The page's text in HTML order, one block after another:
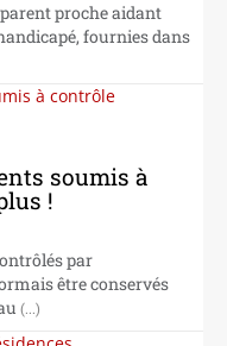
proche aidant
fournies dans
soumis à
!
par
être conservés
(...)